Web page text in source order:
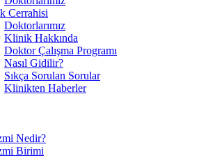
Cerrahisi
Doktorlarımız
Klinik Hakkında
Doktor Çalışma Programı
Nasıl Gidilir?
Sıkça Sorulan Sorular
Klinikten Haberler
Nedir?
Birimi